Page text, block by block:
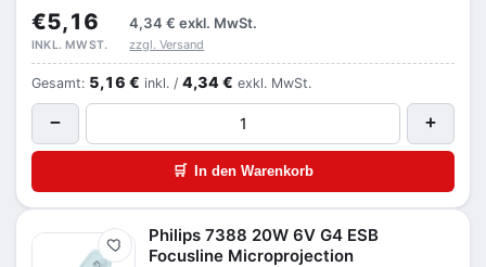
€5,16 4,34 € exkl. MwSt.
INKL. MWST. zzgl. Versand
Gesamt: 5,16 € inkl. / 4,34 € exkl. MwSt.
− +
🛒 In den Warenkorb
Merken
Philips 7388 20W 6V G4 ESB
Focusline Microprojection